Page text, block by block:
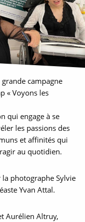
campagne
« Voyons les
qui engage à se
les passions des
et affinités qui
au quotidien.
photographe Sylvie
Yvan Attal.
Aurélien Altruy,